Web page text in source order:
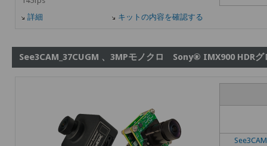
詳細
キットの内容を確認する
See3CAM_37CUGM 、3MPモノクロ Sony® IMX900 HDRグ